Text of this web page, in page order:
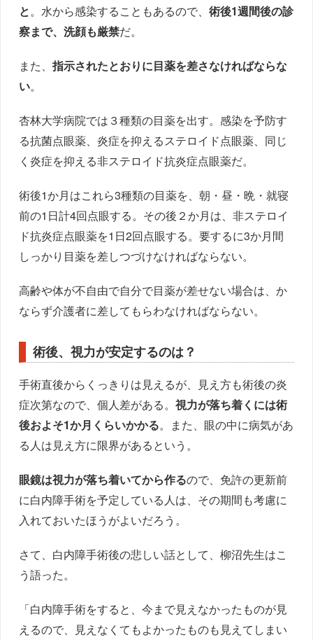
と。水から感染することもあるので、術後1週間後の診
察まで、洗顔も厳禁だ。
また、指示されたとおりに目薬を差さなければならな
い。
杏林大学病院では３種類の目薬を出す。感染を予防す
る抗菌点眼薬、炎症を抑えるステロイド点眼薬、同じ
く炎症を抑える非ステロイド抗炎症点眼薬だ。
術後1か月はこれら3種類の目薬を、朝・昼・晩・就寝
前の1日計4回点眼する。その後２か月は、非ステロイ
ド抗炎症点眼薬を1日2回点眼する。要するに3か月間
しっかり目薬を差しつづけなければならない。
高齢や体が不自由で自分で目薬が差せない場合は、か
ならず介護者に差してもらわなければならない。
術後、視力が安定するのは？
手術直後からくっきりは見えるが、見え方も術後の炎
症次第なので、個人差がある。視力が落ち着くには術
後およそ1か月くらいかかる。また、眼の中に病気があ
る人は見え方に限界があるという。
眼鏡は視力が落ち着いてから作るので、免許の更新前
に白内障手術を予定している人は、その期間も考慮に
入れておいたほうがよいだろう。
さて、白内障手術後の悲しい話として、柳沼先生はこ
う語った。
「白内障手術をすると、今まで見えなかったものが見
えるので、見えなくてもよかったものも見えてしまい